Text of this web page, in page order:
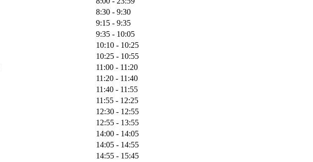
8:30 - 9:30
9:15 - 9:35
9:35 - 10:05
10:10 - 10:25
10:25 - 10:55
11:00 - 11:20
11:20 - 11:40
11:40 - 11:55
11:55 - 12:25
12:30 - 12:55
12:55 - 13:55
14:00 - 14:05
14:05 - 14:55
14:55 - 15:45